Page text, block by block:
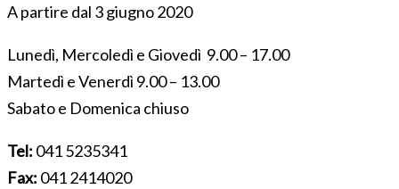
A partire dal 3 giugno 2020
Lunedì, Mercoledì e Giovedì 9.00 – 17.00
Martedì e Venerdì 9.00 – 13.00
Sabato e Domenica chiuso
Tel: 041 5235341
Fax: 041 2414020